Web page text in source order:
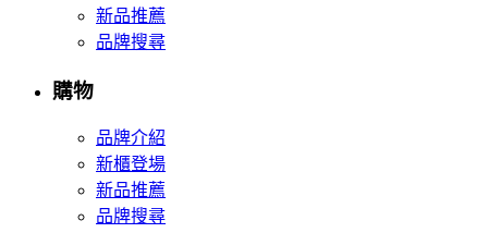
新品推薦
品牌搜尋
購物
品牌介紹
新櫃登場
新品推薦
品牌搜尋